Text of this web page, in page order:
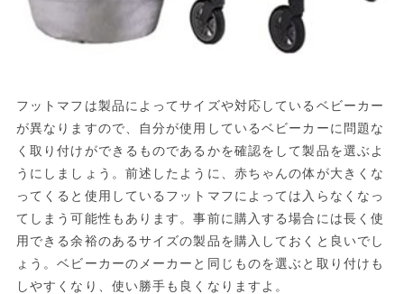
フットマフは製品によってサイズや対応しているベビーカー
が異なりますので、自分が使用しているベビーカーに問題な
く取り付けができるものであるかを確認をして製品を選ぶよ
うにしましょう。前述したように、赤ちゃんの体が大きくな
ってくると使用しているフットマフによっては入らなくなっ
てしまう可能性もあります。事前に購入する場合には長く使
用できる余裕のあるサイズの製品を購入しておくと良いでし
ょう。ベビーカーのメーカーと同じものを選ぶと取り付けも
しやすくなり、使い勝手も良くなりますよ。